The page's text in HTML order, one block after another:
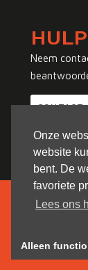
Onze
website
bent. De
favoriete
Lees ons
Alleen
Neem
CONTACT